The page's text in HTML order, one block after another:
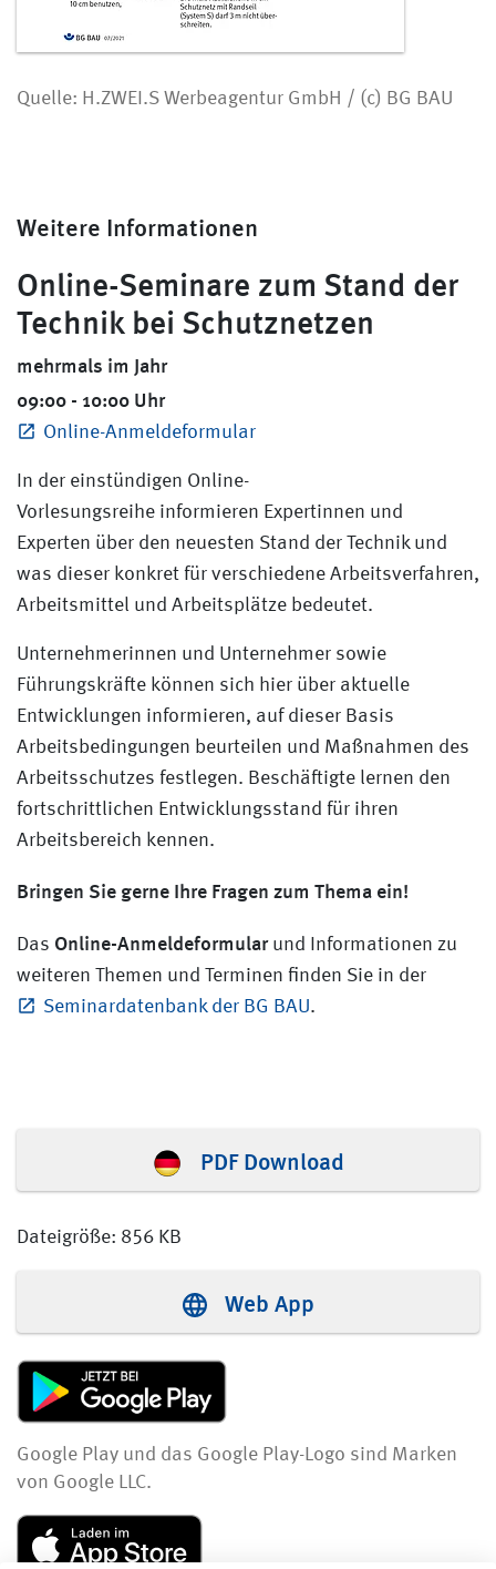
Quelle: H.ZWEI.S Werbeagentur GmbH / (c) BG BAU
Weitere Informationen
Online-Seminare zum Stand der
Technik bei Schutznetzen
mehrmals im Jahr
09:00 - 10:00 Uhr
Online-Anmeldeformular
In der einstündigen Online-
Vorlesungsreihe informieren Expertinnen und
Experten über den neuesten Stand der Technik und
was dieser konkret für verschiedene Arbeitsverfahren,
Arbeitsmittel und Arbeitsplätze bedeutet.
Unternehmerinnen und Unternehmer sowie
Führungskräfte können sich hier über aktuelle
Entwicklungen informieren, auf dieser Basis
Arbeitsbedingungen beurteilen und Maßnahmen des
Arbeitsschutzes festlegen. Beschäftigte lernen den
fortschrittlichen Entwicklungsstand für ihren
Arbeitsbereich kennen.
Bringen Sie gerne Ihre Fragen zum Thema ein!
Das Online-Anmeldeformularund Informationen zu
weiteren Themen und Terminen finden Sie in der
Seminardatenbank der BG BAU.
PDF Download
Dateigröße: 856 KB
Web App
Google Play und das Google Play-Logo sind Marken
von Google LLC.